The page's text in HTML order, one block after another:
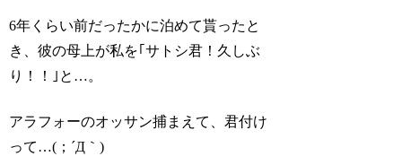
6年くらい前だったかに泊めて貰ったと
き、彼の母上が私を｢サトシ君！久しぶ
り！！｣と…。
アラフォーのオッサン捕まえて、君付け
って…(；´Д｀)